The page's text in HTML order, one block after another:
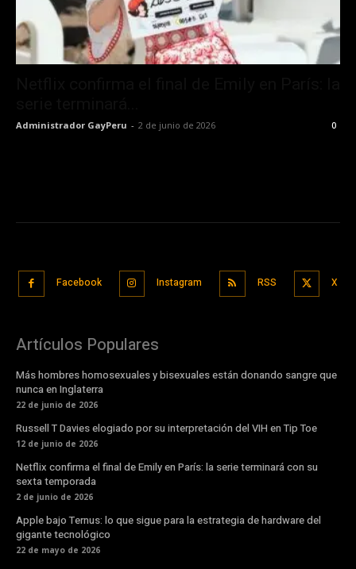
Administrador GayPeru - 2 de junio de 2026 0
Facebook Instagram RSS X
Artículos Populares
Más hombres homosexuales y bisexuales están donando sangre que
nunca en Inglaterra
22 de junio de 2026
Russell T Davies elogiado por su interpretación del VIH en Tip Toe
12 de junio de 2026
Netflix confirma el final de Emily en París: la serie terminará con su
sexta temporada
2 de junio de 2026
Apple bajo Ternus: lo que sigue para la estrategia de hardware del
gigante tecnológico
22 de mayo de 2026